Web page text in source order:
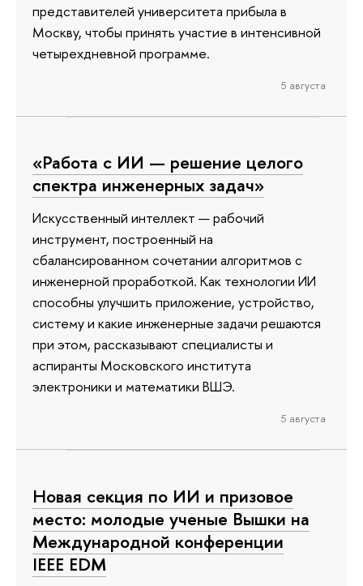
представителей университета прибыла в
Москву, чтобы принять участие в интенсивной
четырехдневной программе.
5 августа
«Работа с ИИ — решение целого
спектра инженерных задач»
Искусственный интеллект — рабочий
инструмент, построенный на
сбалансированном сочетании алгоритмов с
инженерной проработкой. Как технологии ИИ
способны улучшить приложение, устройство,
систему и какие инженерные задачи решаются
при этом, рассказывают специалисты и
аспиранты Московского института
электроники и математики ВШЭ.
5 августа
Новая секция по ИИ и призовое
место: молодые ученые Вышки на
Международной конференции
IEEE EDM